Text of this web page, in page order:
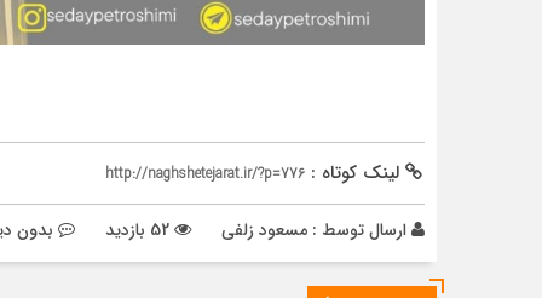
لینک کوتاه : http://naghshetejarat.ir/?p=776
ارسال توسط : مسعود زلفی بدون